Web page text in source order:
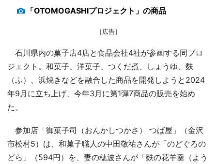
「OTOMOGASHIプロジェクト」の商品
［広告］
石川県内の菓子店4店と食品会社4社が参画する同プロ
ジェクト。和菓子、洋菓子、つくだ煮、しょうゆ、麩
（ふ）、浜焼きなどを融合した商品を開発しようと2024
年9月に立ち上げ、今年3月に第1弾7商品の販売を始め
た。
参加店「御菓子司（おんかしつかさ） つば屋」（金沢
市松村5）は、和菓子職人の中田敬祐さんが「のどぐろの
どら」（594円）を、妻の穂波さんが「麩の花羊羹（よう